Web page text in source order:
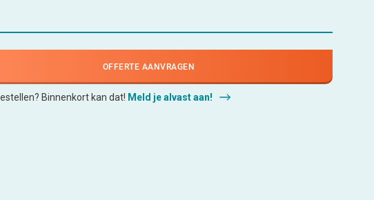
OFFERTE AANVRAGEN
Binnenkort kan dat! Meld je alvast aan!